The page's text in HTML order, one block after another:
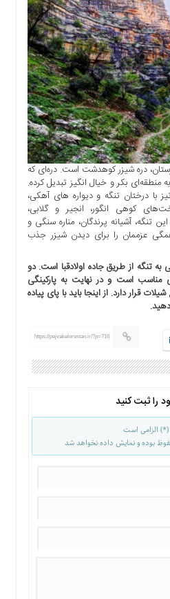
دره شیزر کوهدشت است. دره‌ای که
بکر و خیال انگیز تبدیل کرده.
درختان تنگه و دیواره های آهکی،
کوهی انگور، انجیر و گلابی،
تنگه، آشیانه پرندگان، مناره سنگی و
عزممان را برای دیدن شیزر جذب
تنگه از طریق جاده اولادقبا است. دو
مناسب است و در نهایت به پارکینگی
قرار دارد. از اینجا باید با پای پیاده
https://pejvakelorestan.ir/?p=716
را ثبت کنید
(*) الزامی است
بوده و نمایش داده نخواهد شد